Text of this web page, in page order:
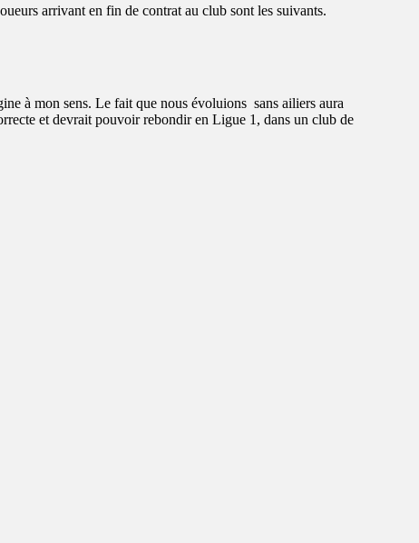
arrivant en fin de contrat au club sont les suivants.
à mon sens. Le fait que nous évoluions sans ailiers aura
et devrait pouvoir rebondir en Ligue 1, dans un club de